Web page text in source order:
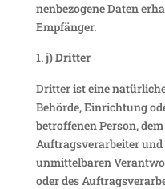
nen­be­zo­gene Daten
Empfänger.
j) Dritter
Dritter ist eine
Behörde, Einrich­tung
betrof­fenen Person,
Auftrags­ver­ar­beiter und
unmit­tel­baren
oder des